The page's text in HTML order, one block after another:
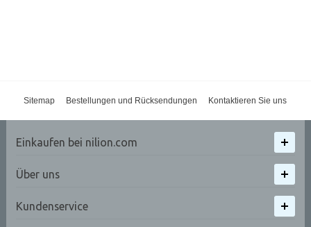
Sitemap Bestellungen und Rücksendungen Kontaktieren Sie uns
Einkaufen bei nilion.com
Über uns
Kundenservice